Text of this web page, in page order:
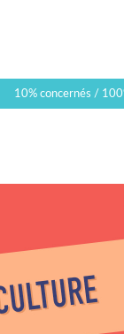
10% concernés /